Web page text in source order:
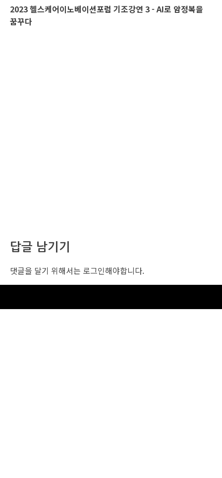
2023 헬스케어이노베이션포럼 기조강연 3 - AI로 암정복을
꿈꾸다
답글 남기기
댓글을 달기 위해서는 로그인해야합니다.